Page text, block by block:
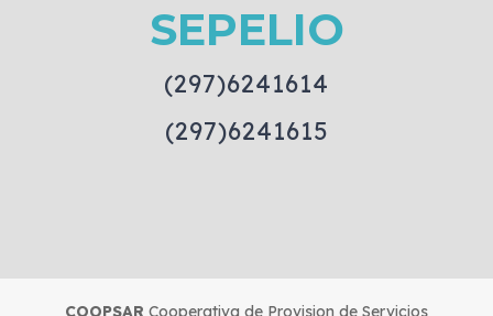
SEPELIO
(297)6241614
(297)6241615
COOPSAR Cooperativa de Provision de Servicios